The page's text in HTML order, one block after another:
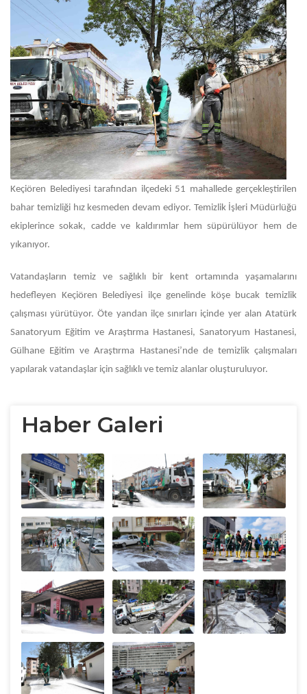
Keçiören Belediyesi tarafından ilçedeki 51 mahallede gerçekleştirilen
bahar temizliği hız kesmeden devam ediyor. Temizlik İşleri Müdürlüğü
ekiplerince sokak, cadde ve kaldırımlar hem süpürülüyor hem de
yıkanıyor.
Vatandaşların temiz ve sağlıklı bir kent ortamında yaşamalarını
hedefleyen Keçiören Belediyesi ilçe genelinde köşe bucak temizlik
çalışması yürütüyor. Öte yandan ilçe sınırları içinde yer alan Atatürk
Sanatoryum Eğitim ve Araştırma Hastanesi, Sanatoryum Hastanesi,
Gülhane Eğitim ve Araştırma Hastanesi’nde de temizlik çalışmaları
yapılarak vatandaşlar için sağlıklı ve temiz alanlar oluşturuluyor.
Haber Galeri